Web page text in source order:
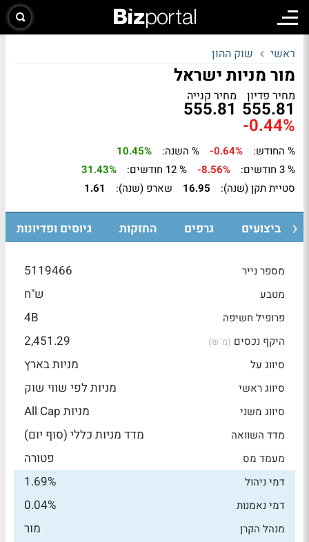
ראשי שוק ההון
מור מניות ישראל
מחיר פדיון
555.81
מחיר קנייה
555.81
-0.44%
% החודש: -0.64% % השנה:
10.45%
% 3 חודשים:
-8.56% % 12 חודשים:
31.43%
סטיית תקן (שנה):
16.95 שארפ (שנה): 1.61
ביצועים גרפים החזקות גיוסים ופדיונות
מספר נייר 5119466
מטבע ש"ח
פרופיל חשיפה 4B
היקף נכסים (מ' ₪) 2,451.29
סיווג על מניות בארץ
סיווג ראשי מניות לפי שווי שוק
סיווג משני מניות All Cap
מדד השוואה מדד מניות כללי (סוף יום)
מעמד מס פטורה
דמי ניהול 1.69%
דמי נאמנות 0.04%
מנהל הקרן מור